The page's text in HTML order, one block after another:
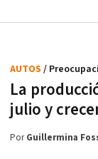
La
julio y
AUTOS /
PorGuillermina